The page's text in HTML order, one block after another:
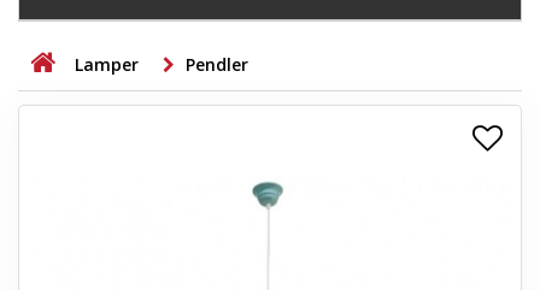
+
STUE
+
Lamper Pendler